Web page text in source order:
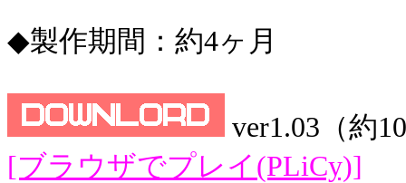
◆製作期間：約4ヶ月
ver1.03（約
[ブラウザでプレイ(PLiCy)]